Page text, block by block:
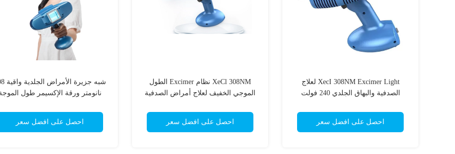
شبه جزيرة
نانومتر ورقة الإكسيمر طول
احصل على افضل سعر
XeCl 308NM نظام Excimer الطول
الموجي الخفيف لعلاج أمراض الصدفية
احصل على افضل سعر
XecI 308NM Excimer Light لعلاج
الصدفية والبهاق الجلدي 240 فولت
احصل على افضل سعر